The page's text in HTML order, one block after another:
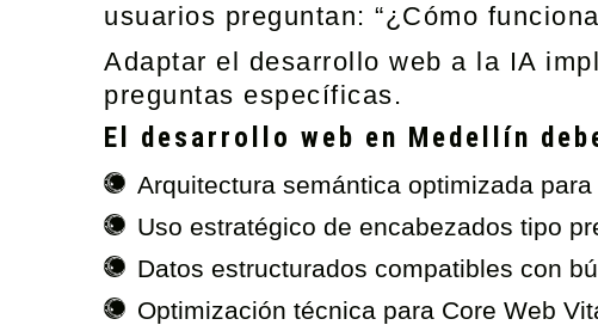
usuarios preguntan: “¿Cómo
Adaptar el desarrollo web a la IA
preguntas específicas.
El desarrollo web en Medellín
Arquitectura semántica optimizada
Uso estratégico de encabezados tipo
Datos estructurados compatibles con
Optimización técnica para Core Web